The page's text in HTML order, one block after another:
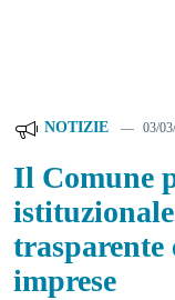
NOTIZIE 03/
Il Comune
imprese